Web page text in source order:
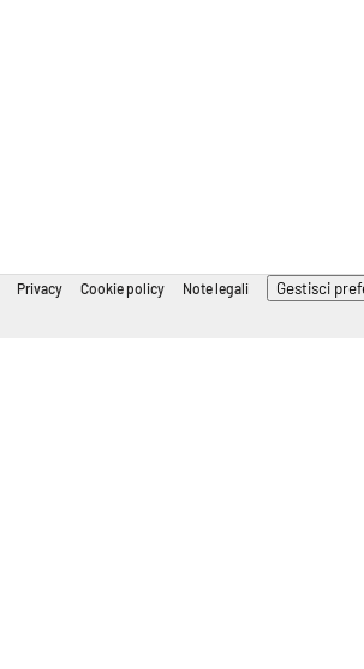
Privacy Cookie policy Note legali Gestisci